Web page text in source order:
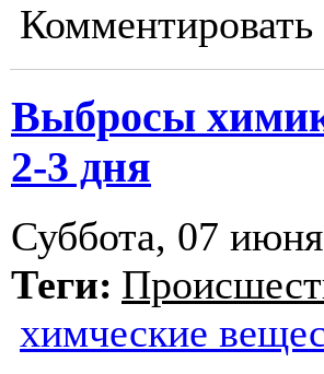
Комментировать
Выбросы
2-3 дня
Суббота, 07
Теги:
химческие